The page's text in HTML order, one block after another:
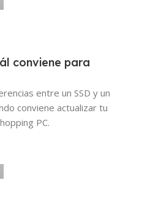
conviene para
entre un SSD y un
conviene actualizar tu
PC.